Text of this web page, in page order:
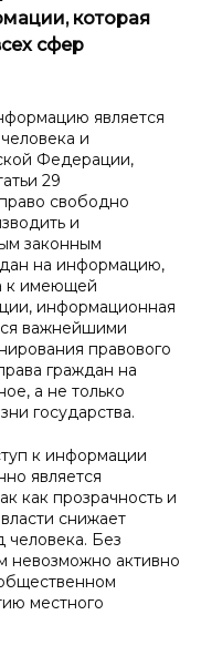
которая
сфер
является
и
Федерации,
29
свободно
и
законным
на информацию,
к имеющей
информационная
важнейшими
правового
граждан на
а не только
государства.
к информации
является
как прозрачность и
снижает
Без
невозможно активно
местного